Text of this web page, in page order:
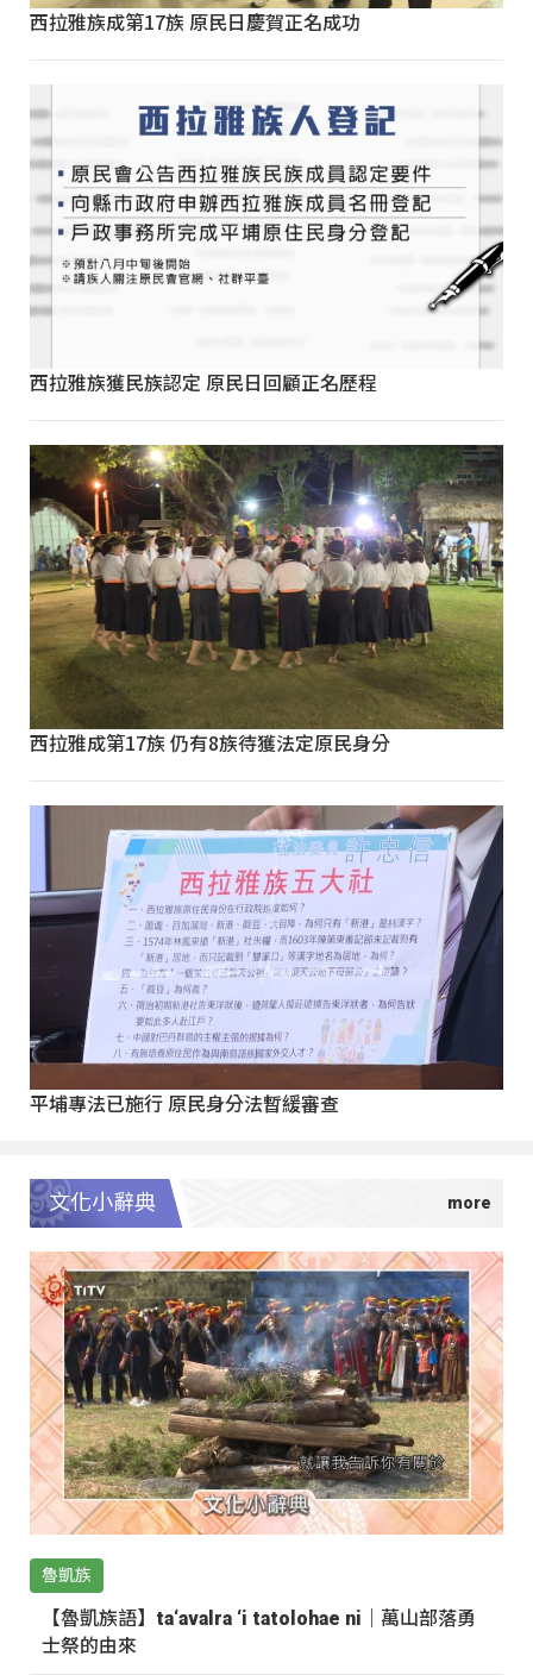
西拉雅族成第17族 原民日慶賀正名成功
西拉雅族獲民族認定 原民日回顧正名歷程
西拉雅成第17族 仍有8族待獲法定原民身分
平埔專法已施行 原民身分法暫緩審查
文化小辭典
魯凱族
【魯凱族語】ta‘avalra ‘i tatolohae ni｜萬山部落勇
士祭的由來